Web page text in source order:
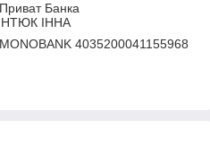
Банка
ІННА
4035200041155968